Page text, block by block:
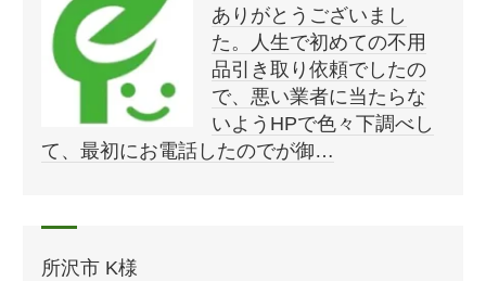
ありがとうございまし
た。人生で初めての不用
品引き取り依頼でしたの
で、悪い業者に当たらな
いようHPで色々下調べし
て、最初にお電話したのでが御…
所沢市 K様